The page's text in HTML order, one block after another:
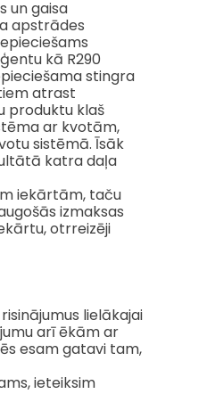
un gaisa
apstrādes
kā R290
stingra
atrast
produktu klaš
ar kvotām,
sistēmā. Īsāk
katra daļa
iekārtām, taču
izmaksas
otrreizēji
lielākajai
arī ēkām ar
esam gatavi tam,
ieteiksim